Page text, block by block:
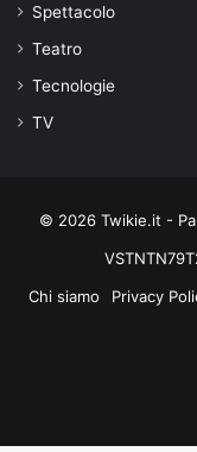
Spettacolo
Teatro
Tecnologie
TV
© 2026 Twikie.it -
Chi siamo
Privacy